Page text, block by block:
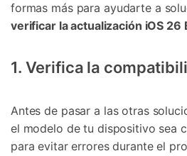
formas más para ayudarte a
verificar la actualización iOS 26
1. Verifica la
Antes de pasar a las otras
el modelo de tu dispositivo sea
para evitar errores durante el